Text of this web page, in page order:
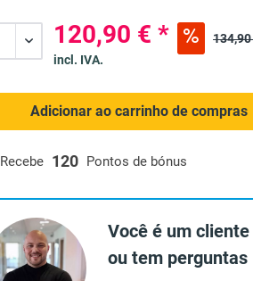
Recebe 120 Pontos de bónus
120,90 € * 134,90
incl. IVA.
Adicionar ao carrinho de compras
Você é um
ou tem perguntas